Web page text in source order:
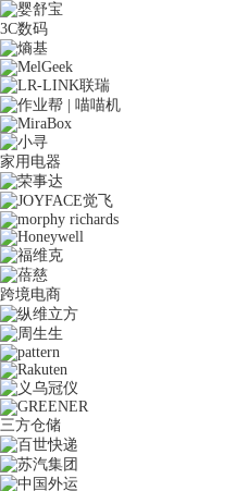
3C数码
家用电器
跨境电商
三方仓储